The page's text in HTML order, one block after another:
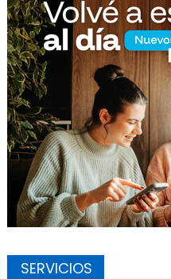
SERVICIOS